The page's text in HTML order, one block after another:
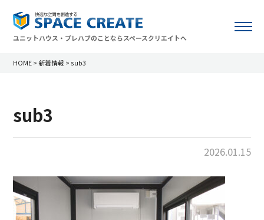
ユニットハウス・プレハブのことならスペースクリエイトへ
HOME > 新着情報 > sub3
sub3
2026.01.15